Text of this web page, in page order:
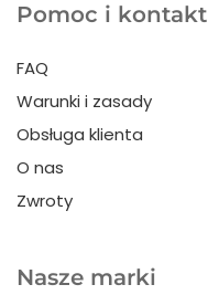
Pomoc i kontakt
FAQ
Warunki i zasady
Obsługa klienta
O nas
Zwroty
Nasze marki